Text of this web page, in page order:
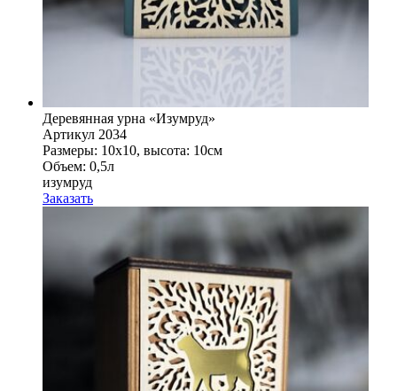
Деревянная урна «Изумруд»
Артикул 2034
Размеры: 10x10, высота: 10см
Объем: 0,5л
изумруд
Заказать